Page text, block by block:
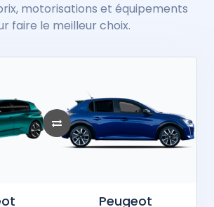
motorisations et équipements
faire le meilleur choix.
Peugeot